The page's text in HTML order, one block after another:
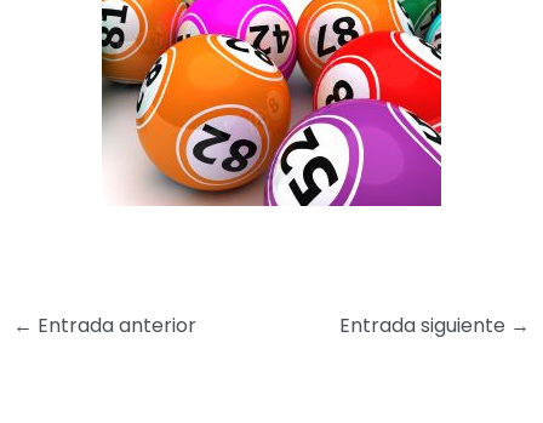
← Entrada anterior Entrada siguiente →